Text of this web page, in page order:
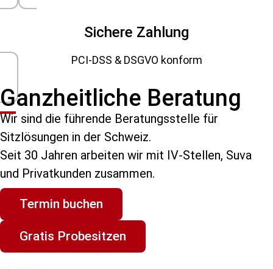
Sichere Zahlung
PCI-DSS & DSGVO konform
Ganzheitliche Beratung
Wir sind die führende Beratungsstelle für
Sitzlösungen in der Schweiz.
Seit 30 Jahren arbeiten wir mit IV-Stellen, Suva
und Privatkunden zusammen.
Termin buchen
Gratis Probesitzen